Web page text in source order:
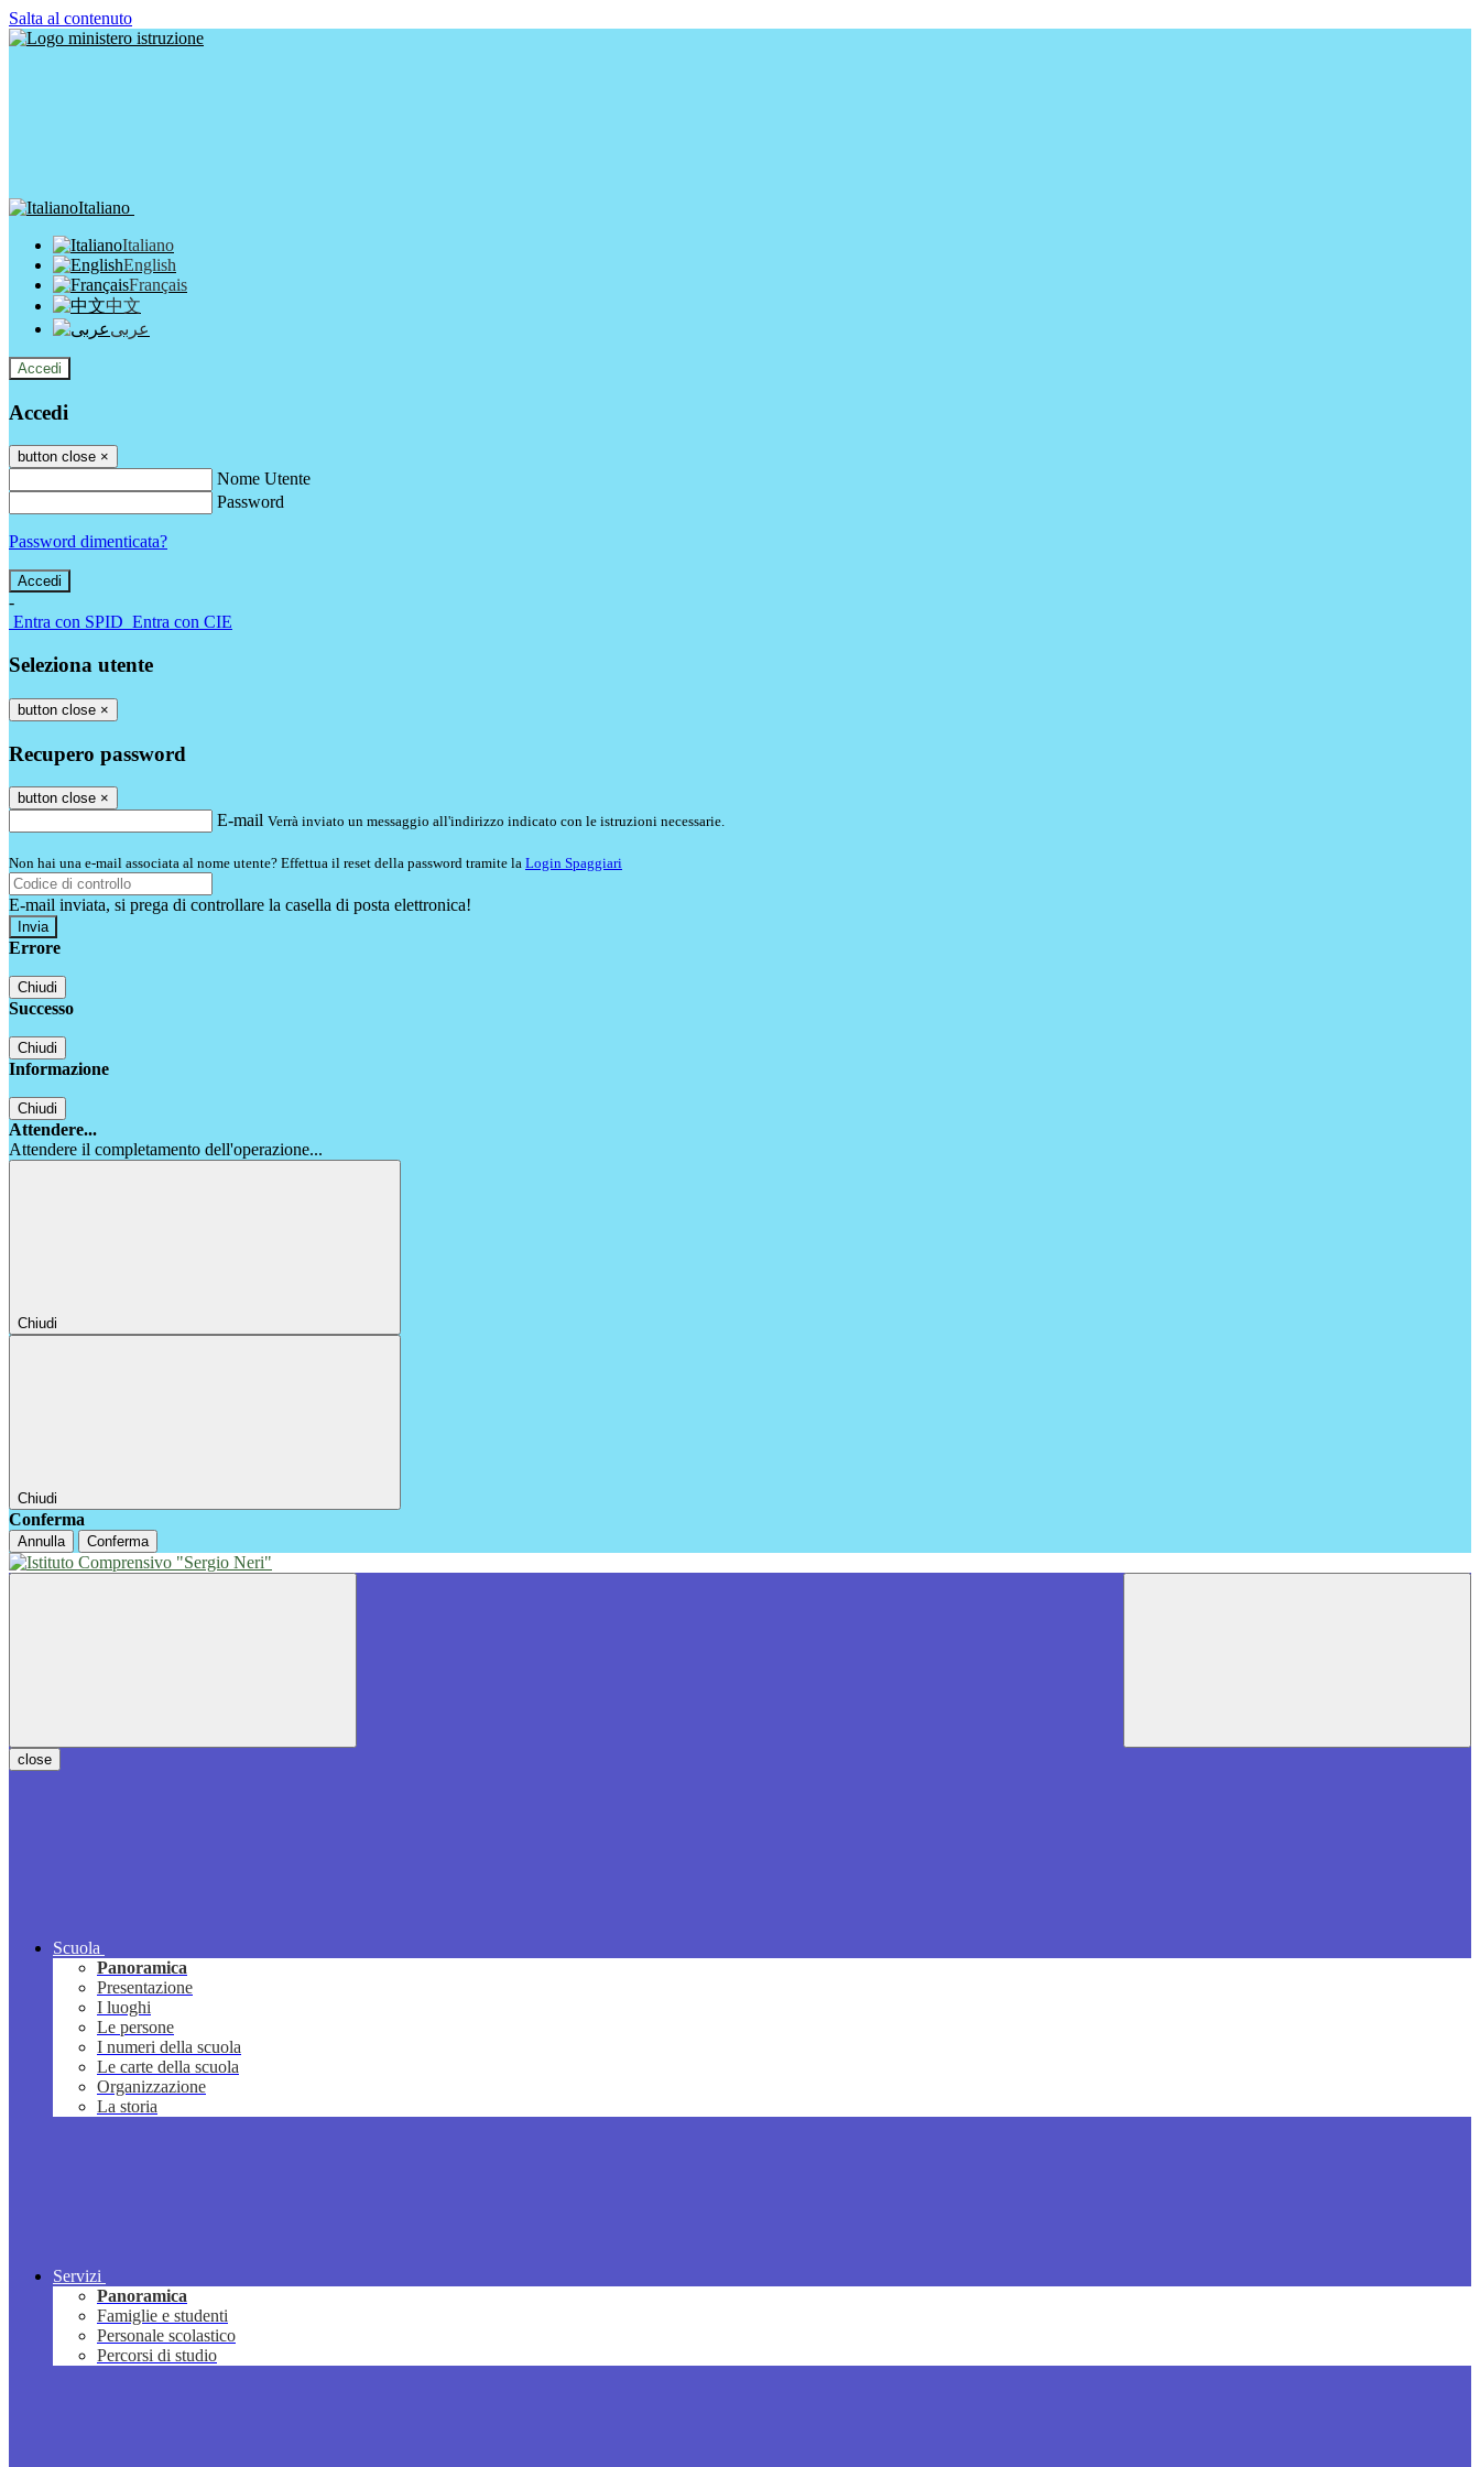
Salta al contenuto
Italiano
Italiano
English
Français
中文
عربى
Accedi
Accedi
button close ×
Nome Utente
Password
Password dimenticata?
-
Entra con SPID Entra con CIE
Seleziona utente
button close ×
Recupero password
button close ×
E-mail Verrà inviato un messaggio all'indirizzo indicato con le istruzioni necessarie.
Non hai una e-mail associata al nome utente? Effettua il reset della password tramite la Login Spaggiari
E-mail inviata, si prega di controllare la casella di posta elettronica!
Errore
Chiudi
Successo
Chiudi
Informazione
Chiudi
Attendere...
Attendere il completamento dell'operazione...
Chiudi
Chiudi
Conferma
Annulla Conferma
close
Scuola
Panoramica
Presentazione
I luoghi
Le persone
I numeri della scuola
Le carte della scuola
Organizzazione
La storia
Servizi
Panoramica
Famiglie e studenti
Personale scolastico
Percorsi di studio